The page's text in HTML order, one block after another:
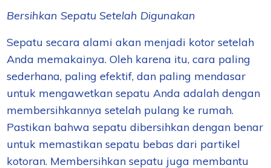
Bersihkan Sepatu Setelah Digunakan
Sepatu secara alami akan menjadi kotor setelah
Anda memakainya. Oleh karena itu, cara paling
sederhana, paling efektif, dan paling mendasar
untuk mengawetkan sepatu Anda adalah dengan
membersihkannya setelah pulang ke rumah.
Pastikan bahwa sepatu dibersihkan dengan benar
untuk memastikan sepatu bebas dari partikel
kotoran. Membersihkan sepatu juga membantu